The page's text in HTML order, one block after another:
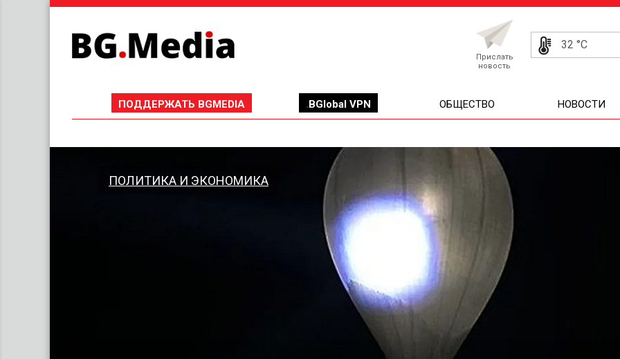
Прислать
новость
32 °C
ПОДДЕРЖАТЬ BGMEDIA BGlobal VPN ОБЩЕСТВО НОВОСТИ
ПОЛИТИКА И ЭКОНОМИКА